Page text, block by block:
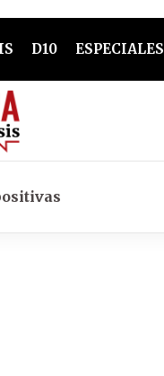
D10 ESPECIALES